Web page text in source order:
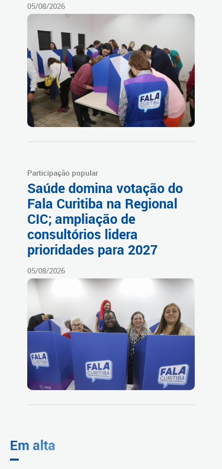
05/08/2026
Participação popular
Saúde domina votação do
Fala Curitiba na Regional
CIC; ampliação de
consultórios lidera
prioridades para 2027
05/08/2026
Em alta